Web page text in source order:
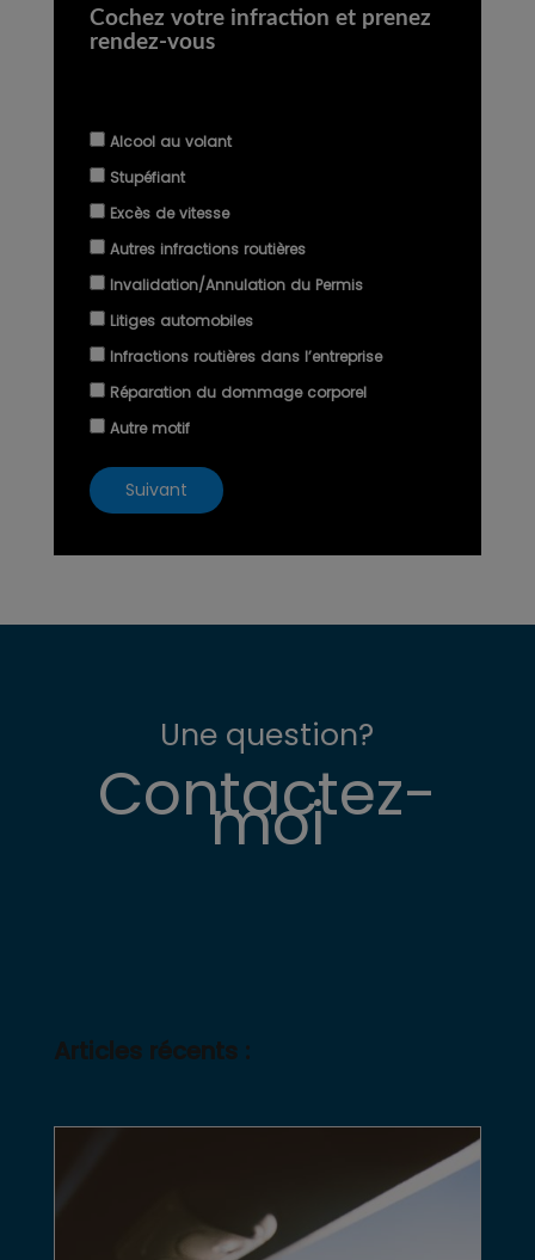
Cochez votre infraction et prenez
rendez-vous
Alcool au volant
Stupéfiant
Excès de vitesse
Autres infractions routières
Invalidation/Annulation du Permis
Litiges automobiles
Infractions routières dans l’entreprise
Réparation du dommage corporel
Autre motif
Suivant
Une question?
Contactez-
moi
Articles récents :